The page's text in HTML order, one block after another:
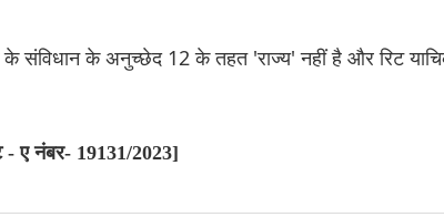
के संविधान के अनुच्छेद 12 के तहत 'राज्य' नहीं है और रिट
- ए नंबर- 19131/2023]